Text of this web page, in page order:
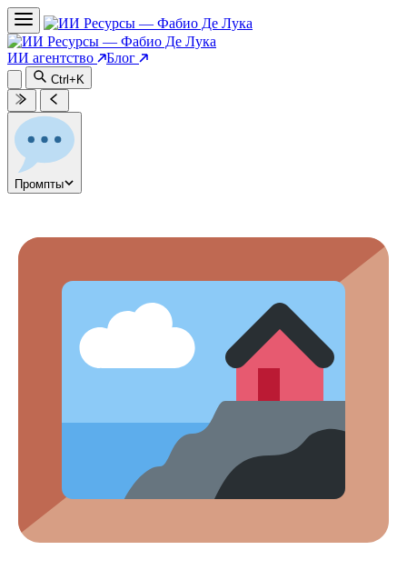
ИИ агентство Блог
Ctrl+K
Промпты